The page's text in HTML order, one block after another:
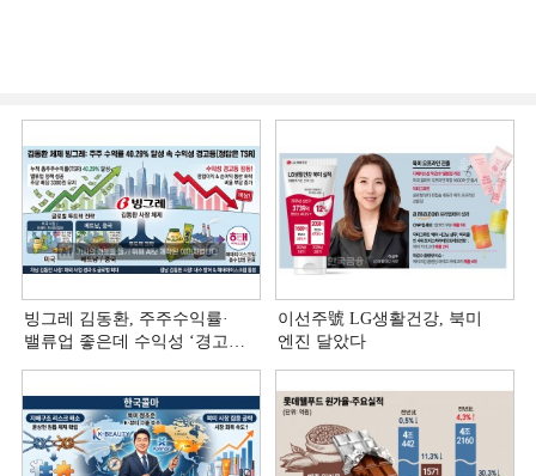
빙그레 김동환, 주주수익률·
밸류업 좋은데 수익성 ‘경고등ʼ
이선주號 LG생활건강, 북미
엔진 달았다